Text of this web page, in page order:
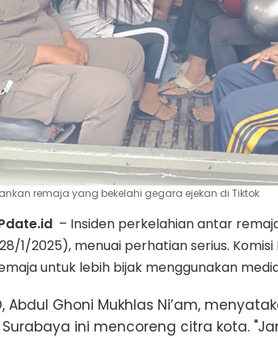
remaja yang bekelahi gegara ejekan di Tiktok
– Insiden perkelahian antar
1/2025), menuai perhatian serius. Komisi
untuk lebih bijak menggunakan
Abdul Ghoni Mukhlas Ni’am,
ini mencoreng citra kota.